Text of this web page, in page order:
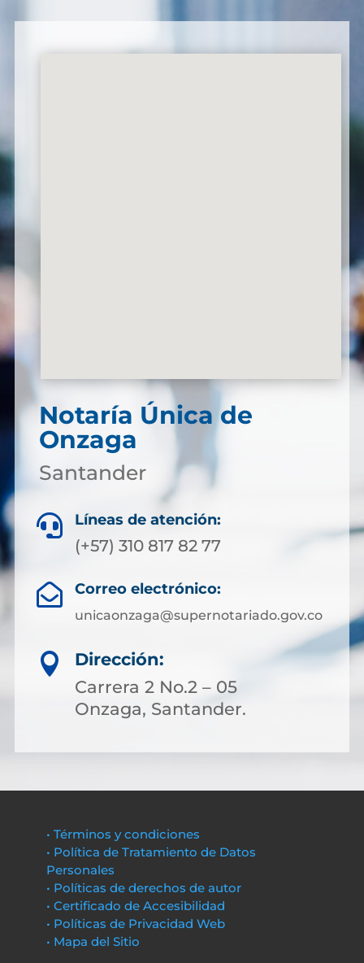
Notaría Única de
Onzaga
Santander
 Líneas de atención:
(+57) 310 817 82 77
 Correo electrónico:
unicaonzaga@supernotariado.gov.co

Dirección:
Carrera 2 No.2 – 05
Onzaga, Santander.
• Términos y condiciones
• Política de Tratamiento de Datos
Personales
• Políticas de derechos de autor
• Certificado de Accesibilidad
• Políticas de Privacidad Web
• Mapa del Sitio